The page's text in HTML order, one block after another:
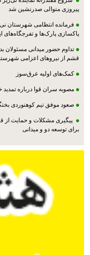
پیروزی متوالی صدرنشین شد
فرمانده انتظامی شهرستان
پاکسازی پارک‌ها و تفرجگاه‌های
تداوم حضور میدانی مسئولان
قشم از نیروهای اعزامی
کمک‌های اولیه عرق‌سوز
مصوبه سران قوا درباره تمدید
صعود موفق تیم کوهنوردی بختگان نی‌ریز به قله
پیگیری مشکلات و حمایت از
برای توسعه دو و میدانی